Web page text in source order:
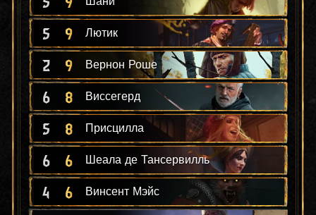
5 9 Лютик
2 9 Вернон Роше
6 8 Виссегерд
5 8 Присцилла
6 6 Шеала де Тансервилль
4 6 Винсент Мэйс